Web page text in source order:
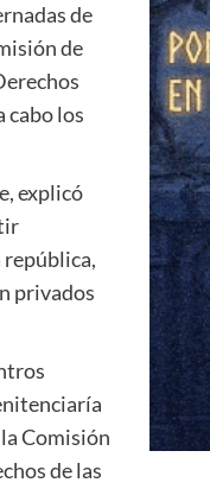
de
de
cabo los
explicó
república,
privados
Comisión
de las